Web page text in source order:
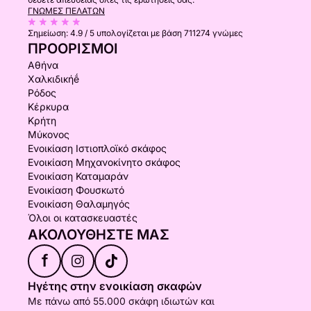
ΓΝΏΜΕΣ ΠΕΛΑΤΏΝ
Σημείωση: 4.9 / 5 υπολογίζεται με βάση 711274 γνώμες
ΠΡΟΟΡΙΣΜΟΊ
Αθήνα
Χαλκιδικήḗ
Ρόδος
Κέρκυρα
Κρήτη
Μύκονος
Ενοικίαση Ιστιοπλοϊκό σκάφος
Ενοικίαση Μηχανοκίνητο σκάφος
Ενοικίαση Καταμαράν
Ενοικίαση Φουσκωτό
Ενοικίαση Θαλαμηγός
Όλοι οι κατασκευαστές
ΑΚΟΛΟΥΘΉΣΤΕ ΜΑΣ
f
Ηγέτης στην ενοικίαση σκαφών
Με πάνω από 55.000 σκάφη ιδιωτών και